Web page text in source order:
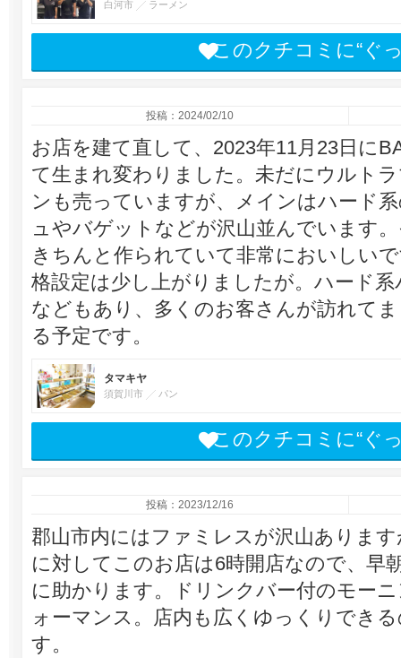
白河市 ラーメン
このクチコミに“ぐ
投稿：2024/02/10
お店を建て直して、2023年11月23日に
て生まれ変わりました。未だにウルト
ンも売っていますが、メインはハード
ュやバゲットなどが沢山並んでいます
きちんと作られていて非常においしい
格設定は少し上がりましたが。ハード
などもあり、多くのお客さんが訪れて
る予定です。
タマキヤ
須賀川市 パン
このクチコミに“ぐ
投稿：2023/12/16
郡山市内にはファミレスが沢山ありま
に対してこのお店は6時開店なので、早
に助かります。ドリンクバー付のモー
ォーマンス。店内も広くゆっくりでき
す。